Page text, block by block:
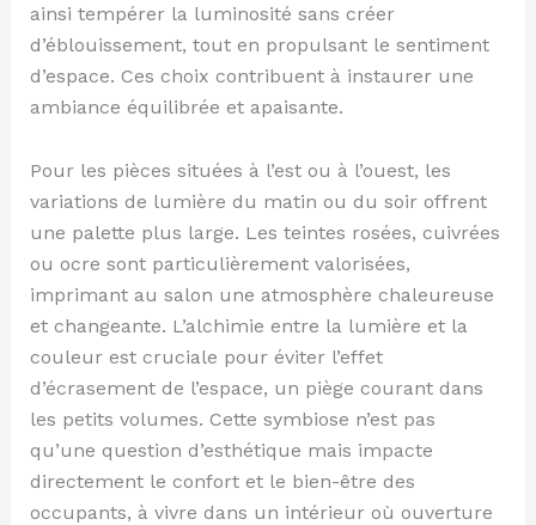
ainsi tempérer la luminosité sans créer
d’éblouissement, tout en propulsant le sentiment
d’espace. Ces choix contribuent à instaurer une
ambiance équilibrée et apaisante.
Pour les pièces situées à l’est ou à l’ouest, les
variations de lumière du matin ou du soir offrent
une palette plus large. Les teintes rosées, cuivrées
ou ocre sont particulièrement valorisées,
imprimant au salon une atmosphère chaleureuse
et changeante. L’alchimie entre la lumière et la
couleur est cruciale pour éviter l’effet
d’écrasement de l’espace, un piège courant dans
les petits volumes. Cette symbiose n’est pas
qu’une question d’esthétique mais impacte
directement le confort et le bien-être des
occupants, à vivre dans un intérieur où ouverture